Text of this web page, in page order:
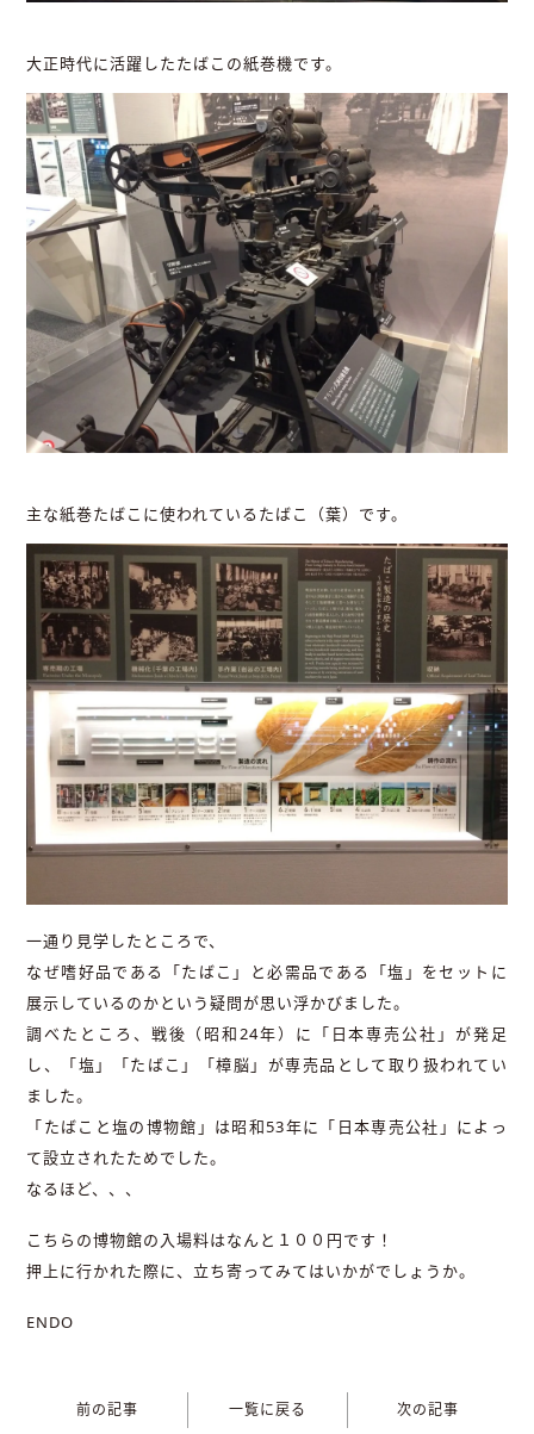
大正時代に活躍したたばこの紙巻機です。
主な紙巻たばこに使われているたばこ（葉）です。
一通り見学したところで、
なぜ嗜好品である「たばこ」と必需品である「塩」をセットに
展示しているのかという疑問が思い浮かびました。
調べたところ、戦後（昭和24年）に「日本専売公社」が発足
し、「塩」「たばこ」「樟脳」が専売品として取り扱われてい
ました。
「たばこと塩の博物館」は昭和53年に「日本専売公社」によっ
て設立されたためでした。
なるほど、、、
こちらの博物館の入場料はなんと１００円です！
押上に行かれた際に、立ち寄ってみてはいかがでしょうか。
ENDO
前の記事 一覧に戻る 次の記事